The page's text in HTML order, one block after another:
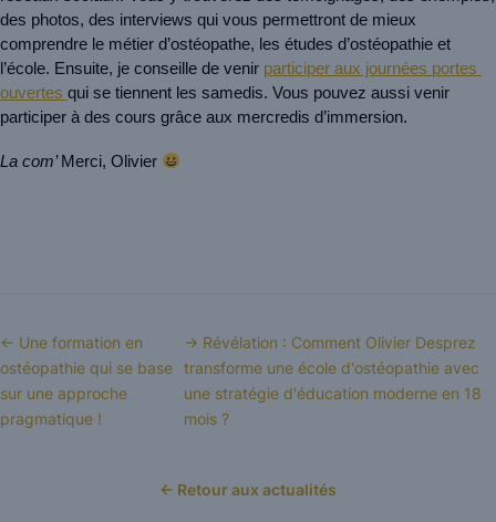
des photos, des interviews qui vous permettront de mieux
comprendre le métier d’ostéopathe, les études d’ostéopathie et
l’école. Ensuite, je conseille de venir participer aux journées portes
ouvertes qui se tiennent les samedis. Vous pouvez aussi venir
participer à des cours grâce aux mercredis d’immersion.
La com’ Merci, Olivier
← Une formation en
ostéopathie qui se base
sur une approche
pragmatique !
→ Révélation : Comment Olivier Desprez
transforme une école d'ostéopathie avec
une stratégie d'éducation moderne en 18
mois ?
← Retour aux actualités